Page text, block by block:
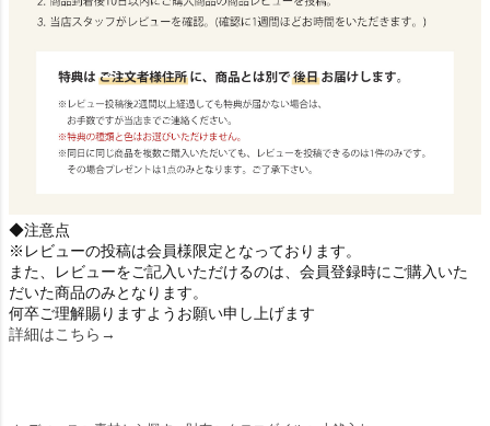
◆注意点
※レビューの投稿は会員様限定となっております。
また、レビューをご記入いただけるのは、会員登録時にご購入いた
だいた商品のみとなります。
何卒ご理解賜りますようお願い申し上げます
詳細はこちら→